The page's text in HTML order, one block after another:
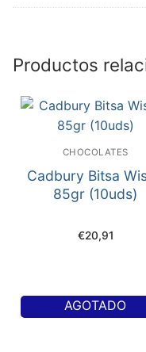
Productos
CHOCOLATES
Cadbury Bitsa
85gr (10uds)
€20,91
AGOTADO